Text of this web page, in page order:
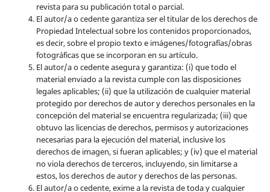
revista para su publicación total o parcial.
El autor/a o cedente garantiza ser el titular de los derechos de
Propiedad Intelectual sobre los contenidos proporcionados,
es decir, sobre el propio texto e imágenes/fotografías/obras
fotográficas que se incorporan en su artículo.
El autor/a o cedente asegura y garantiza: (i) que todo el
material enviado a la revista cumple con las disposiciones
legales aplicables; (ii) que la utilización de cualquier material
protegido por derechos de autor y derechos personales en la
concepción del material se encuentra regularizada; (iii) que
obtuvo las licencias de derechos, permisos y autorizaciones
necesarias para la ejecución del material, inclusive los
derechos de imagen, si fueran aplicables; y (iv) que el material
no viola derechos de terceros, incluyendo, sin limitarse a
estos, los derechos de autor y derechos de las personas.
El autor/a o cedente, exime a la revista de toda y cualquier